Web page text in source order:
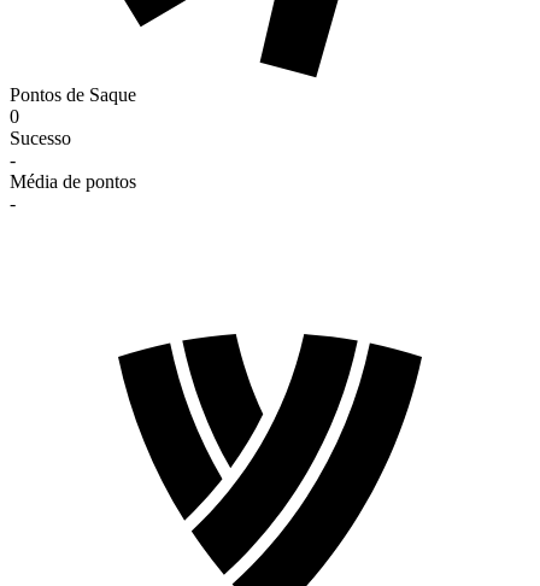
Pontos de Saque
0
Sucesso
-
Média de pontos
-